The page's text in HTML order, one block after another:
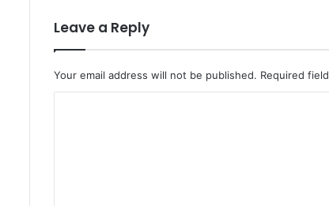
Leave a Reply
Your email address will not be published. Required